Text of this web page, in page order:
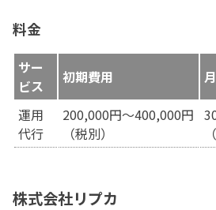
料金
サー
ビス
初期費用
運用
代行
200,000円〜400,000円
（税別）
株式会社リプカ